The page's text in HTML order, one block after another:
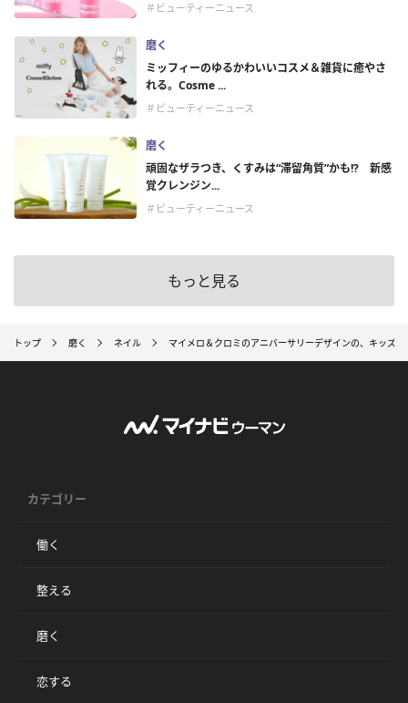
＃ビューティーニュース
磨く
ミッフィーのゆるかわいいコスメ＆雑貨に癒やさ
れる。Cosme ...
＃ビューティーニュース
磨く
頑固なザラつき、くすみは“滞留角質”かも!? 新感
覚クレンジン...
＃ビューティーニュース
もっと見る
トップ 磨く ネイル マイメロ＆クロミのアニバーサリーデザインの、キッズ
カテゴリー
働く
整える
磨く
恋する